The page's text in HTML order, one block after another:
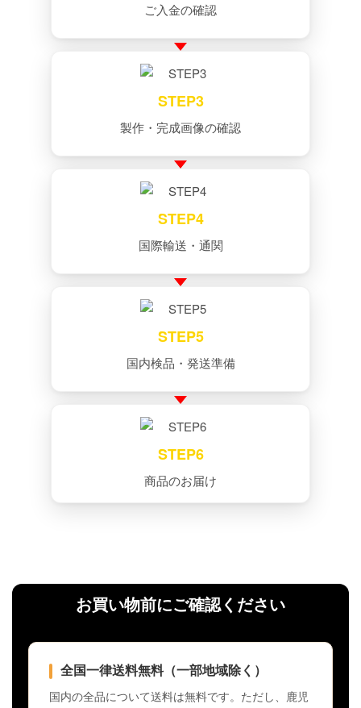
ご入金の確認
STEP3
製作・完成画像の確認
STEP4
国際輸送・通関
STEP5
国内検品・発送準備
STEP6
商品のお届け
お買い物前にご確認ください
全国一律送料無料（一部地域除く）
国内の全品について送料は無料です。ただし、鹿児